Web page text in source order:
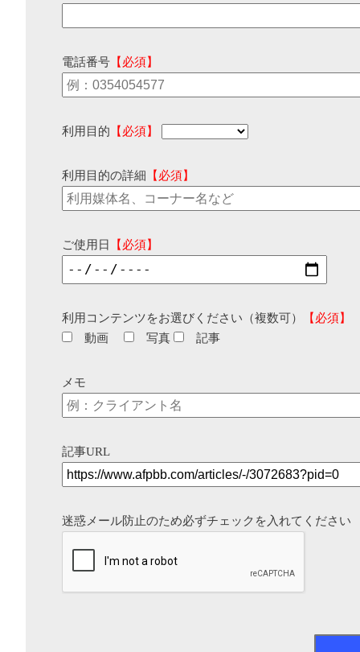
電話番号 【必須】
利用目的 【必須】
利用目的の詳細 【必須】
ご使用日 【必須】
利用コンテンツをお選びください（複数可）
【必須】
動画
写真 記事
メモ
記事URL
迷惑メール防止のため必ずチェックを入れてください